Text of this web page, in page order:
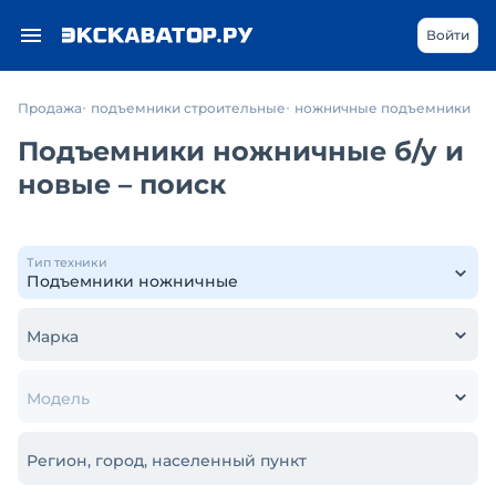
Войти
Продажа подъемники строительные ножничные подъемники
Подъемники ножничные б/у и
новые – поиск
Тип техники
Марка
Модель
Регион, город, населенный пункт